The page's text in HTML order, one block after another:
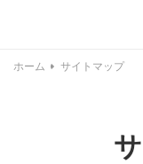
ホーム サイトマップ